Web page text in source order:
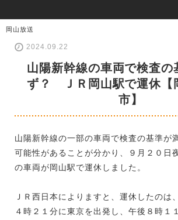
岡山放送
2024.09.22
山陽新幹線の車両で検査の
ず？ ＪＲ岡山駅で運休【
市】
山陽新幹線の一部の車両で検査の基準が
可能性があることが分かり、９月２０日
の車両が岡山駅で運休しました。
ＪＲ西日本によりますと、運休したのは
４時２１分に東京を出発し、午後８時１